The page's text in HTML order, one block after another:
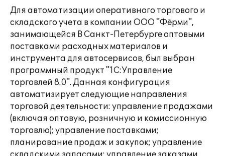
Для автоматизации оперативного торгового и
складского учета в компании ООО "Фёрми",
занимающейся В Санкт-Петербурге оптовыми
поставками расходных материалов и
инструмента для автосервисов, был выбран
программный продукт "1С:Управление
торговлей 8.0". Данная конфигурация
автоматизирует следующие направления
торговой деятельности: управление продажами
(включая оптовую, розничную и комиссионную
торговлю); управление поставками;
планирование продаж и закупок; управление